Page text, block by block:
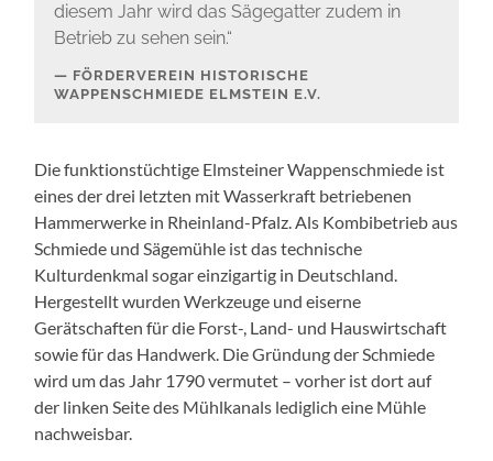
diesem Jahr wird das Sägegatter zudem in
Betrieb zu sehen sein.“
FÖRDERVEREIN HISTORISCHE
WAPPENSCHMIEDE ELMSTEIN E.V.
Die funktionstüchtige Elmsteiner Wappenschmiede ist
eines der drei letzten mit Wasserkraft betriebenen
Hammerwerke in Rheinland-Pfalz. Als Kombibetrieb aus
Schmiede und Sägemühle ist das technische
Kulturdenkmal sogar einzigartig in Deutschland.
Hergestellt wurden Werkzeuge und eiserne
Gerätschaften für die Forst-, Land- und Hauswirtschaft
sowie für das Handwerk. Die Gründung der Schmiede
wird um das Jahr 1790 vermutet – vorher ist dort auf
der linken Seite des Mühlkanals lediglich eine Mühle
nachweisbar.